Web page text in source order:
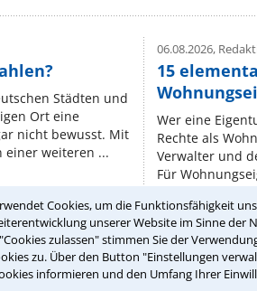
Cookies, um die Funktionsfähigkeit
unserer Website im Sinne der
zulassen" stimmen Sie der
zu. Über den Button "Einstellungen
informieren und den Umfang Ihrer
Städten und
Ort eine
nicht bewusst. Mit
einer weiteren ...
06.08.2026,
15
Wer eine
Rechte als
Verwalter und
Für
Teste Dein Rechtswissen